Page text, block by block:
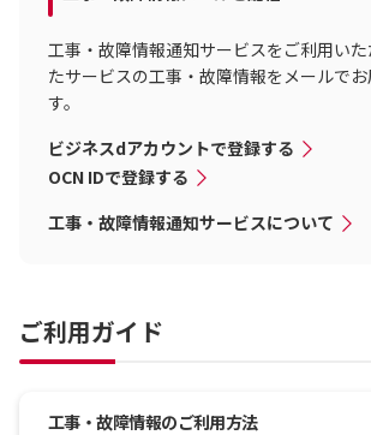
工事・故障情報通知サービスをご利用い
たサービスの工事・故障情報をメールで
す。
ビジネスdアカウントで登録する
OCN IDで登録する
工事・故障情報通知サービスについて
ご利用ガイド
工事・故障情報のご利用方法